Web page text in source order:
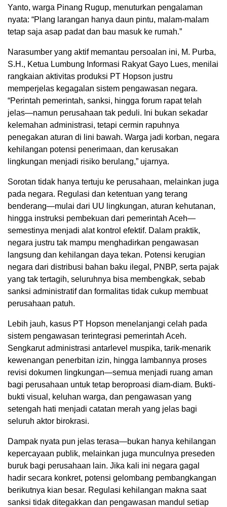
Yanto, warga Pinang Rugup, menuturkan pengalaman
nyata: “Plang larangan hanya daun pintu, malam-malam
tetap saja asap padat dan bau masuk ke rumah.”
Narasumber yang aktif memantau persoalan ini, M. Purba,
S.H., Ketua Lumbung Informasi Rakyat Gayo Lues, menilai
rangkaian aktivitas produksi PT Hopson justru
memperjelas kegagalan sistem pengawasan negara.
“Perintah pemerintah, sanksi, hingga forum rapat telah
jelas—namun perusahaan tak peduli. Ini bukan sekadar
kelemahan administrasi, tetapi cermin rapuhnya
penegakan aturan di lini bawah. Warga jadi korban, negara
kehilangan potensi penerimaan, dan kerusakan
lingkungan menjadi risiko berulang,” ujarnya.
Sorotan tidak hanya tertuju ke perusahaan, melainkan juga
pada negara. Regulasi dan ketentuan yang terang
benderang—mulai dari UU lingkungan, aturan kehutanan,
hingga instruksi pembekuan dari pemerintah Aceh—
semestinya menjadi alat kontrol efektif. Dalam praktik,
negara justru tak mampu menghadirkan pengawasan
langsung dan kehilangan daya tekan. Potensi kerugian
negara dari distribusi bahan baku ilegal, PNBP, serta pajak
yang tak tertagih, seluruhnya bisa membengkak, sebab
sanksi administratif dan formalitas tidak cukup membuat
perusahaan patuh.
Lebih jauh, kasus PT Hopson menelanjangi celah pada
sistem pengawasan terintegrasi pemerintah Aceh.
Sengkarut administrasi antarlevel muspika, tarik-menarik
kewenangan penerbitan izin, hingga lambannya proses
revisi dokumen lingkungan—semua menjadi ruang aman
bagi perusahaan untuk tetap beroproasi diam-diam. Bukti-
bukti visual, keluhan warga, dan pengawasan yang
setengah hati menjadi catatan merah yang jelas bagi
seluruh aktor birokrasi.
Dampak nyata pun jelas terasa—bukan hanya kehilangan
kepercayaan publik, melainkan juga munculnya preseden
buruk bagi perusahaan lain. Jika kali ini negara gagal
hadir secara konkret, potensi gelombang pembangkangan
berikutnya kian besar. Regulasi kehilangan makna saat
sanksi tidak ditegakkan dan pengawasan mandul setiap